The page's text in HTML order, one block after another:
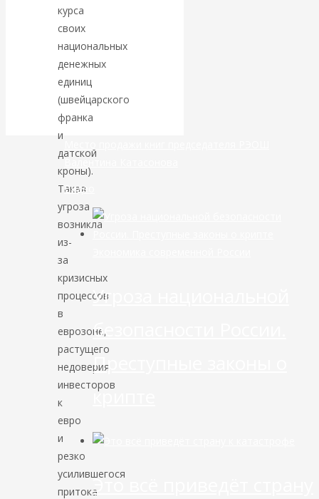
банковской
сфере России
уже начался
курса
своих
национальных
денежных
единиц
(швейцарского
франка
и
датской
кроны).
Такая
угроза
возникла
из-
за
кризисных
процессов
в
еврозоне,
растущего
недоверия
инвесторов
к
евро
и
резко
усилившегося
притока
Видео
Угроза национальной
безопасности России.
Преступные законы о
крипте
Это всё приведёт страну